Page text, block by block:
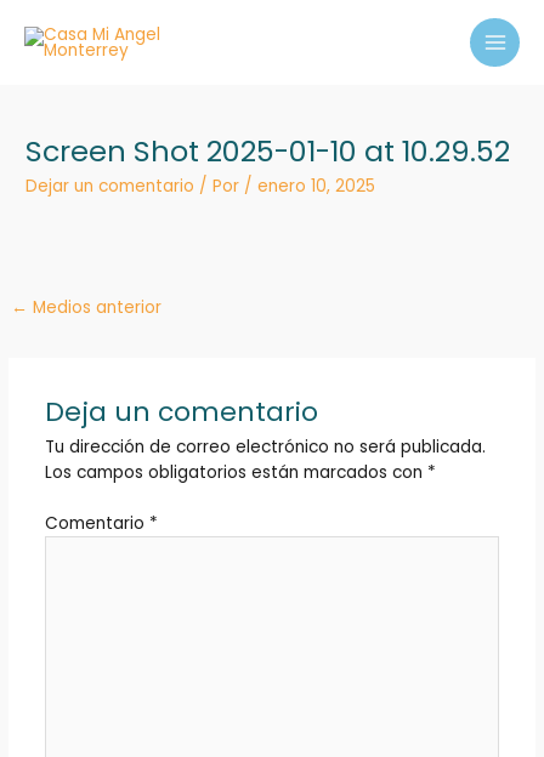
contenido
Screen Shot 2025-01-10 at 10.29.52
Dejar un comentario / Por /enero 10, 2025
← Medios anterior
Deja un comentario
Tu dirección de correo electrónico no será publicada.
Los campos obligatorios están marcados con *
Comentario *